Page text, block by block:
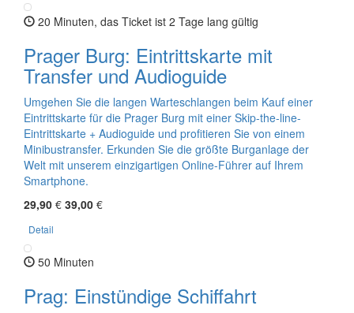
20 Minuten, das Ticket ist 2 Tage lang gültig
Prager Burg: Eintrittskarte mit
Transfer und Audioguide
Umgehen Sie die langen Warteschlangen beim Kauf einer
Eintrittskarte für die Prager Burg mit einer Skip-the-line-
Eintrittskarte + Audioguide und profitieren Sie von einem
Minibustransfer. Erkunden Sie die größte Burganlage der
Welt mit unserem einzigartigen Online-Führer auf Ihrem
Smartphone.
29,90 € 39,00 €
Detail
50 Minuten
Prag: Einstündige Schiffahrt